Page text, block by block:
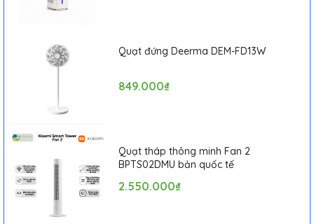
Quạt đứng Deerma DEM-FD13W
849.000₫
Quạt tháp thông minh Fan 2
BPTS02DMU bản quốc tế
2.550.000₫